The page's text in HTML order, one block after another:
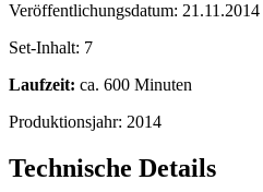
Veröffentlichungsdatum: 21.11.2014
Set-Inhalt: 7
Laufzeit: ca. 600 Minuten
Produktionsjahr: 2014
Technische Details